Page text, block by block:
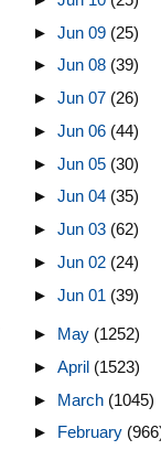
► Jun 09 (25)
► Jun 08 (39)
► Jun 07 (26)
► Jun 06 (44)
► Jun 05 (30)
► Jun 04 (35)
► Jun 03 (62)
► Jun 02 (24)
► Jun 01 (39)
► May (1252)
► April (1523)
► March (1045)
► February